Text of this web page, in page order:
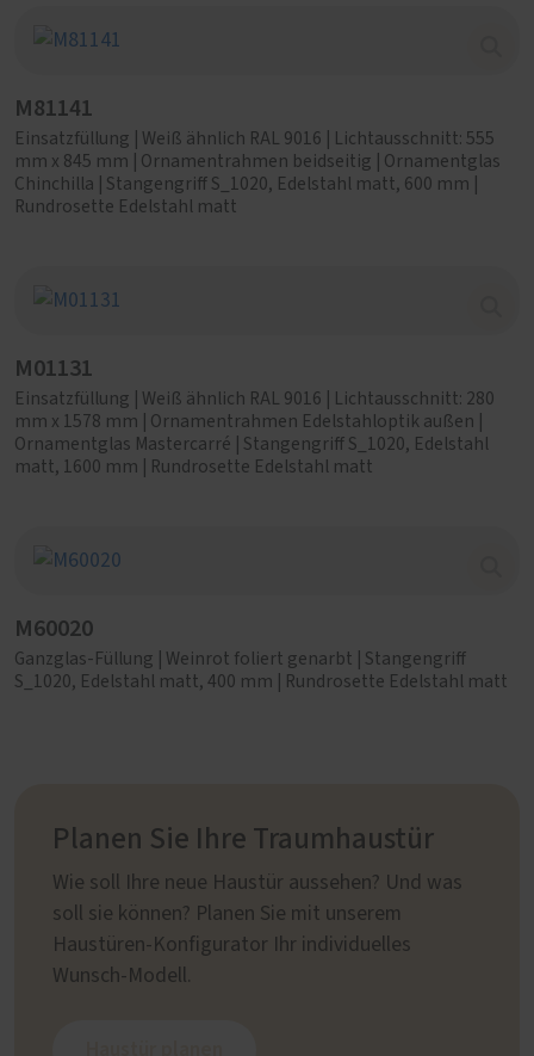
M81141
Einsatzfüllung | Weiß ähnlich RAL 9016 | Lichtausschnitt: 555
mm x 845 mm | Ornamentrahmen beidseitig | Ornamentglas
Chinchilla | Stangengriff S_1020, Edelstahl matt, 600 mm |
Rundrosette Edelstahl matt
M01131
Einsatzfüllung | Weiß ähnlich RAL 9016 | Lichtausschnitt: 280
mm x 1578 mm | Ornamentrahmen Edelstahloptik außen |
Ornamentglas Mastercarré | Stangengriff S_1020, Edelstahl
matt, 1600 mm | Rundrosette Edelstahl matt
M60020
Ganzglas-Füllung | Weinrot foliert genarbt | Stangengriff
S_1020, Edelstahl matt, 400 mm | Rundrosette Edelstahl matt
Planen Sie Ihre Traumhaustür
Wie soll Ihre neue Haustür aussehen? Und was
soll sie können? Planen Sie mit unserem
Haustüren-Konfigurator Ihr individuelles
Wunsch-Modell.